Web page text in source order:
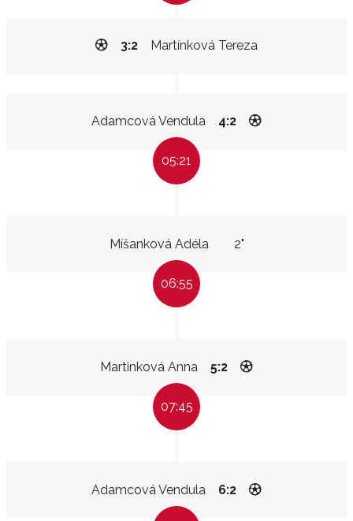
Martínková Tereza
3:2
Adamcová Vendula 4:2
05:21
Míšanková Adéla 2"
06:55
Martinková Anna 5:2
07:45
Adamcová Vendula 6:2